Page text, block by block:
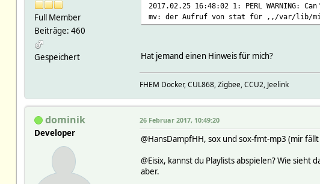
Full Member
Beiträge: 460
Gespeichert
2017.02.25 16:48:02 1: PERL WARNING:
mv: der Aufruf von stat für ,,/var/lib/
Hat jemand einen Hinweis für mich?
FHEM Docker, CUL868, Zigbee, CCU2, Jeelink
dominik
Developer
26 Februar 2017, 10:49:20
@HansDampfHH, sox und sox-fmt-mp3 (mir
@Eisix, kannst du Playlists abspielen? Wie
aber.